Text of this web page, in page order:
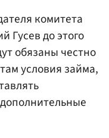
комитета
Гусев до этого
обязаны честно
условия займа,